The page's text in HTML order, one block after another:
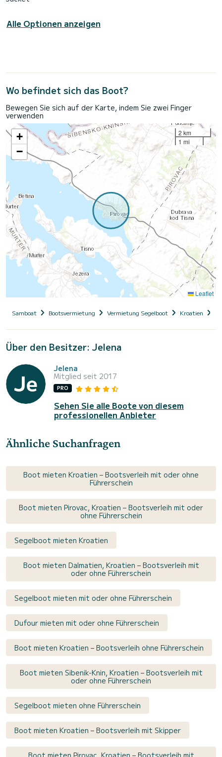
Alle Optionen anzeigen
Wo befindet sich das Boot?
Bewegen Sie sich auf der Karte, indem Sie zwei Finger
verwenden
+
−
2 km
1 mi
Leaflet
Samboat Bootsvermietung Vermietung Segelboot Kroatien
Über den Besitzer: Jelena
Jelena
Mitglied seit 2017
PRO
Sehen Sie alle Boote von diesem
professionellen Anbieter
Ähnliche Suchanfragen
Boot mieten Kroatien – Bootsverleih mit oder ohne
Führerschein
Boot mieten Pirovac, Kroatien – Bootsverleih mit oder
ohne Führerschein
Segelboot mieten Kroatien
Boot mieten Dalmatien, Kroatien – Bootsverleih mit
oder ohne Führerschein
Segelboot mieten mit oder ohne Führerschein
Dufour mieten mit oder ohne Führerschein
Boot mieten Kroatien – Bootsverleih ohne Führerschein
Boot mieten Sibenik-Knin, Kroatien – Bootsverleih mit
oder ohne Führerschein
Segelboot mieten ohne Führerschein
Boot mieten Kroatien – Bootsverleih mit Skipper